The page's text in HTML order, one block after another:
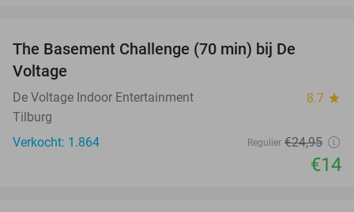
The Basement Challenge (70 min) bij De
Voltage
De Voltage Indoor Entertainment 8.7 star
Tilburg
Verkocht: 1.864
Regulier €24,95
€14